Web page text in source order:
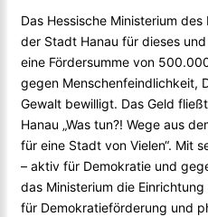
Das Hessische Ministerium
der Stadt Hanau für dieses
eine Fördersumme von
gegen Menschenfeindlichkeit,
Gewalt bewilligt. Das Geld
Hanau „Was tun?! Wege aus
für eine Stadt von Vielen“. Mit
– aktiv für Demokratie und
das Ministerium die
für Demokratieförderung und